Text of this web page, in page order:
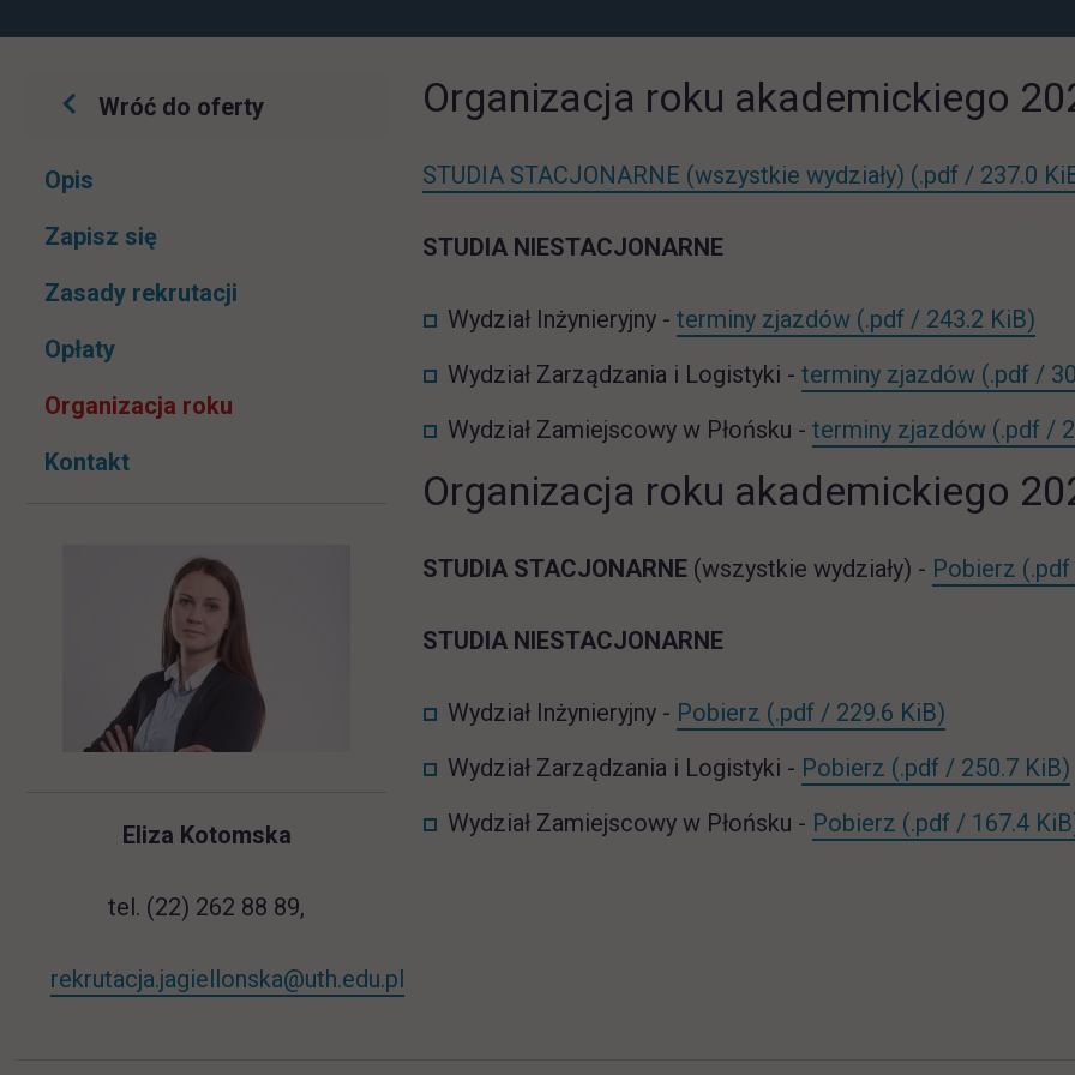
Wróć do oferty
Pomiń
Opis
Zapisz się link otwiera się w nowej karcie
Zasady rekrutacji
Opłaty
Organizacja roku
Kontakt
Eliza Kotomska
tel. (22) 262 88 89,
rekrutacja.jagiellonska@uth.edu.pl
Organizacja roku akademickiego
STUDIA STACJONARNE (wszystkie wydziały) (.pdf / 237.0
STUDIA NIESTACJONARNE
Wydział Inżynieryjny - terminy zjazdów (.pdf / 243.2 KiB)
Wydział Zarządzania i Logistyki - terminy zjazdów (.pdf /
Wydział Zamiejscowy w Płońsku - terminy zjazdów (.pdf /
Organizacja roku akademickiego
STUDIA STACJONARNE (wszystkie wydziały) - Pobierz
STUDIA NIESTACJONARNE
Wydział Inżynieryjny - Pobierz (.pdf / 229.6 KiB)
Wydział Zarządzania i Logistyki - Pobierz (.pdf / 250.7 KiB)
Wydział Zamiejscowy w Płońsku - Pobierz (.pdf / 167.4